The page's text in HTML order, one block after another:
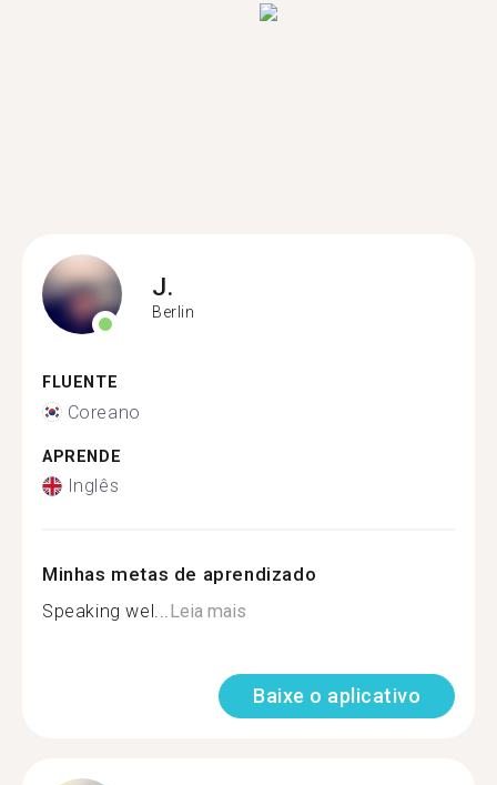
J.
Berlin
FLUENTE
Coreano
APRENDE
Inglês
Minhas metas de aprendizado
Speaking wel...Leia mais
Baixe o aplicativo